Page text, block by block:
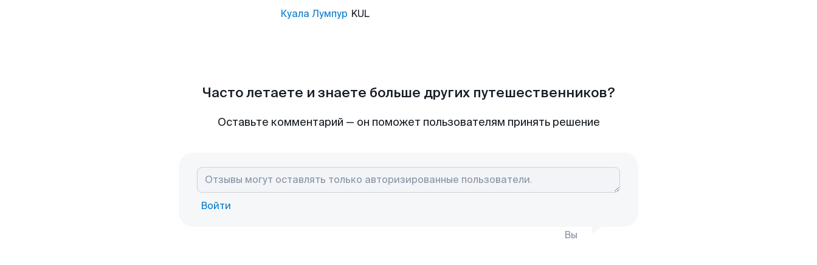
Куала Лумпур KUL
Часто летаете и знаете больше других путешественников?
Оставьте комментарий — он поможет пользователям принять решение
Войти
Вы